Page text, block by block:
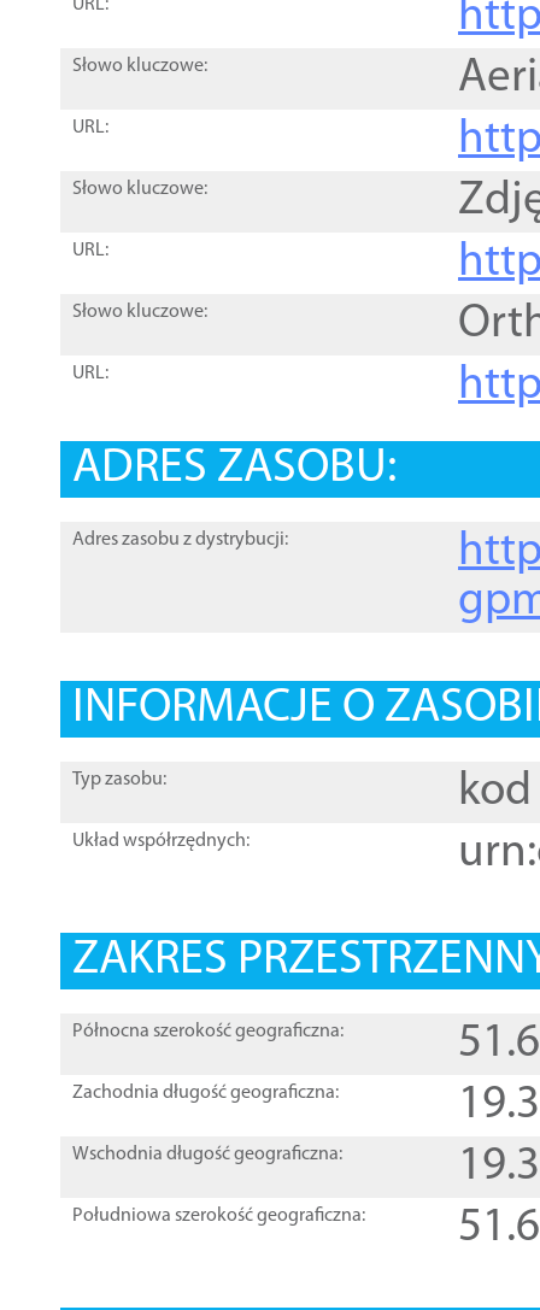
URL:
Słowo kluczowe:
URL:
Słowo kluczowe:
URL:
Słowo kluczowe:
URL:
ADRES ZASOBU:
Adres zasobu z dystrybucji:
INFORMACJE O
Typ zasobu: kod
Układ współrzędnych:
ZAKRES
Północna szerokość geograficzna:
Zachodnia długość geograficzna:
Wschodnia długość geograficzna:
Południowa szerokość geograficzna: